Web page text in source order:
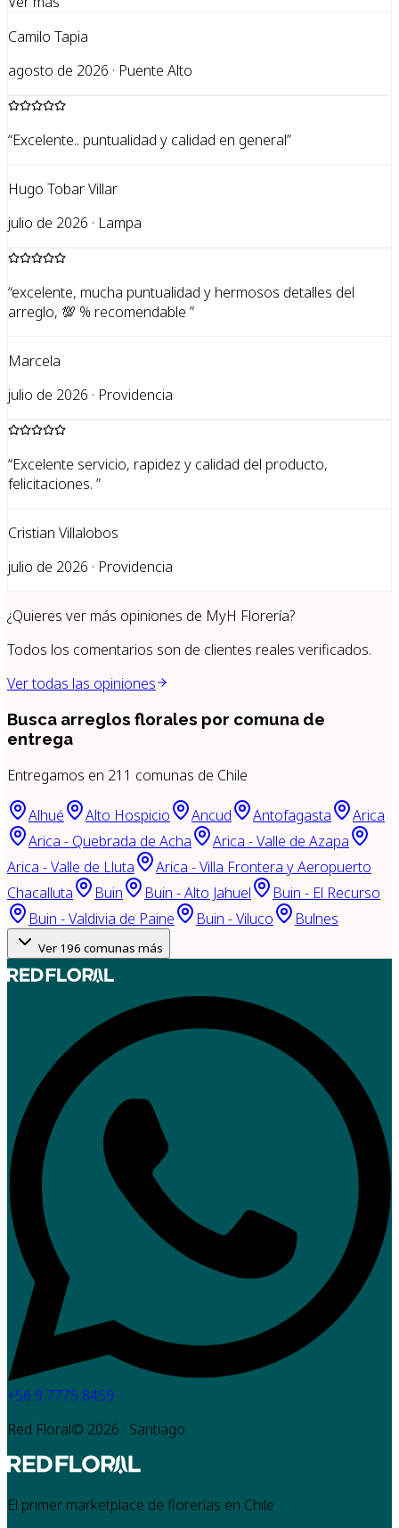
Camilo Tapia
agosto de 2026 · Puente Alto
“Excelente.. puntualidad y calidad en general”
Hugo Tobar Villar
julio de 2026 · Lampa
“excelente, mucha puntualidad y hermosos detalles del
arreglo, 💯 % recomendable ”
Marcela
julio de 2026 · Providencia
“Excelente servicio, rapidez y calidad del producto,
felicitaciones. ”
Cristian Villalobos
julio de 2026 · Providencia
¿Quieres ver más opiniones de MyH Florería?
Todos los comentarios son de clientes reales verificados.
Ver todas las opiniones
Busca arreglos florales por comuna de
entrega
Entregamos en 211 comunas de Chile
Alhué Alto Hospicio Ancud Antofagasta
Arica
Arica - Quebrada de Acha
Arica - Valle de Azapa
Arica - Valle de Lluta
Arica - Villa Frontera y Aeropuerto
Chacalluta
Buin Buin - Alto Jahuel
Buin - El Recurso
Buin - Valdivia de Paine
Buin - Viluco Bulnes
Ver 196 comunas más
+56 9 7775 8459
Red Floral© 2026 · Santiago
El primer marketplace de florerías en Chile